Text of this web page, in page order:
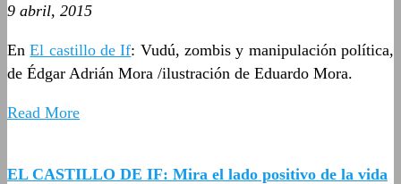
9 abril, 2015
EnEl castillo de If: Vudú, zombis y manipulación política,
de Édgar Adrián Mora /ilustración de Eduardo Mora.
Read More
EL CASTILLO DE IF: Mira el lado positivo de la vida